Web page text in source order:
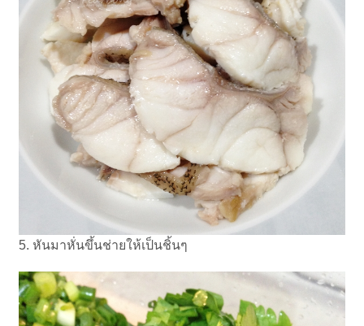
5. หันมาหั่นขึ้นช่ายให้เป็นชิ้นๆ